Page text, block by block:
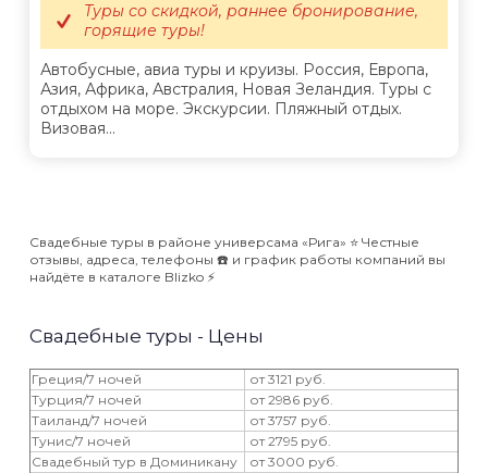
Автобусные, авиа туры и круизы. Россия, Европа,
Азия, Африка, Австралия, Новая Зеландия. Туры с
отдыхом на море. Экскурсии. Пляжный отдых.
Визовая...
Туры со скидкой, раннее бронирование,
горящие туры!
Свадебные туры в районе универсама «Рига» ⭐️ Честные
отзывы, адреса, телефоны ☎️ и график работы компаний вы
найдёте в каталоге Blizko ⚡️
Свадебные туры - Цены
Греция/7 ночей
от 3121 руб.
Турция/7 ночей
от 2986 руб.
Таиланд/7 ночей
от 3757 руб.
Тунис/7 ночей
от 2795 руб.
Свадебный тур в Доминикану
от 3000 руб.